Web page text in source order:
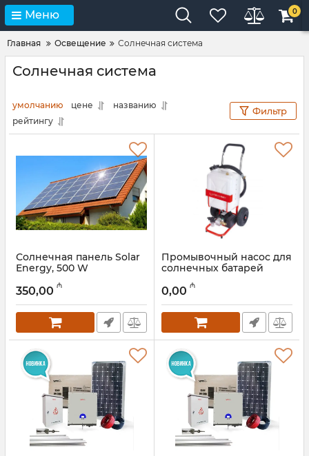
Меню 0
Главная Освещение Солнечная система
Солнечная система
умолчанию цене
названию
рейтингу
Фильтр
Солнечная панель Solar
Energy, 500 W
015001001
350,00 ₼
Промывочный насос для
солнечных батарей
Pump, 1500000135
Артикул: 044001038
0,00 ₼